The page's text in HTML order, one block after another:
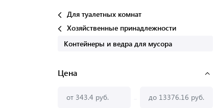
Для туалетных комнат
Хозяйственные принадлежности
Контейнеры и ведра для мусора
Цена